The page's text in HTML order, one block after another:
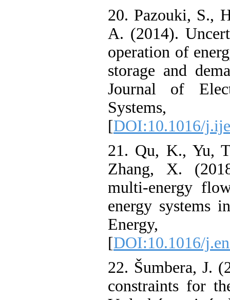
20. Pazouki,
A. (2014).
operation of
storage and
Journal of
[DOI:10.1016/
21. Qu, K.,
Zhang, X.
multi-energy
energy
[DOI:10.1016/
22. Šumbera,
constraints